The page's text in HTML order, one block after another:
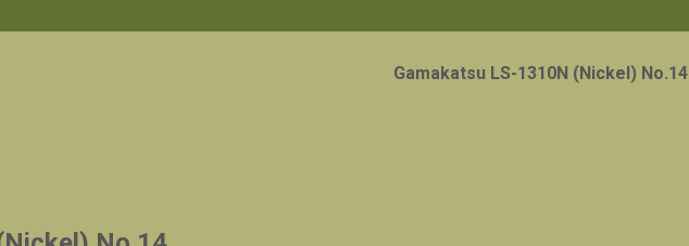
Gamakatsu LS-1310N (Nickel) No.14